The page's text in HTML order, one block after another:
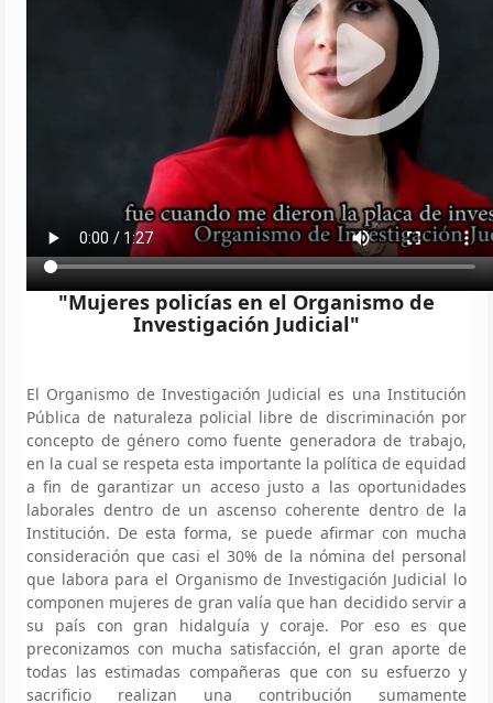
"Mujeres policías en el Organismo de
Investigación Judicial"
El Organismo de Investigación Judicial es una Institución
Pública de naturaleza policial libre de discriminación por
concepto de género como fuente generadora de trabajo,
en la cual se respeta esta importante la política de equidad
a fin de garantizar un acceso justo a las oportunidades
laborales dentro de un ascenso coherente dentro de la
Institución. De esta forma, se puede afirmar con mucha
consideración que casi el 30% de la nómina del personal
que labora para el Organismo de Investigación Judicial lo
componen mujeres de gran valía que han decidido servir a
su país con gran hidalguía y coraje. Por eso es que
preconizamos con mucha satisfacción, el gran aporte de
todas las estimadas compañeras que con su esfuerzo y
sacrificio realizan una contribución sumamente